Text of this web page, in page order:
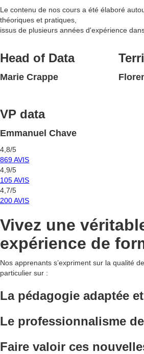
Le contenu de nos cours a été élaboré
théoriques et pratiques,
issus de plusieurs années d'expérience
Head of Data
Marie Crappe
VP data
Emmanuel Chave
4,8/5
869 AVIS
4,9/5
105 AVIS
4,7/5
200 AVIS
Vivez une
expérience de
Nos apprenants s’expriment sur la qualité
particulier sur :
La pédagogie adaptée
Le professionnalisme
Faire valoir ces